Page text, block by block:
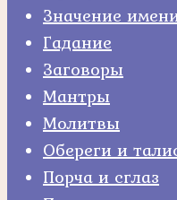
Значение
Гадание
Заговоры
Мантры
Молитвы
Обереги и
Порча и сглаз